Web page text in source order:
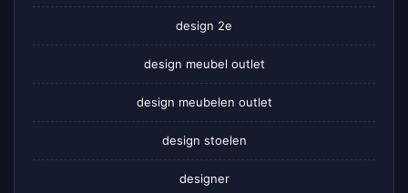
design 2e
design meubel outlet
design meubelen outlet
design stoelen
designer